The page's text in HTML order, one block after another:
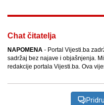
Chat čitatelja
NAPOMENA - Portal Vijesti.ba
sadržaj bez najave i objašnjenja.
redakcije portala Vijesti.ba. Ova